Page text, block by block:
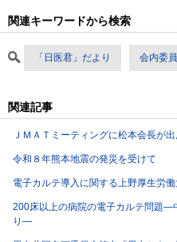
関連キーワードから検索
「日医君」だより 会内委
関連記事
ＪＭＡＴミーティングに松本会長が
令和８年熊本地震の発災を受けて
電子カルテ導入に関する上野厚生労
200床以上の病院の電子カルテ問題―
り―